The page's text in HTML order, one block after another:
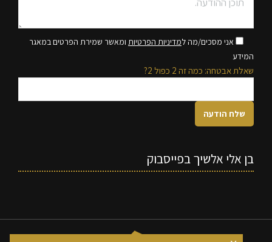
אני מסכים/מה למדיניות הפרטיות ומאשר שמירת הפרטים במאגר
המידע
שאלת אבטחה: כמה זה 2 כפול 2?
בן אלי אלשיך בפייסבוק